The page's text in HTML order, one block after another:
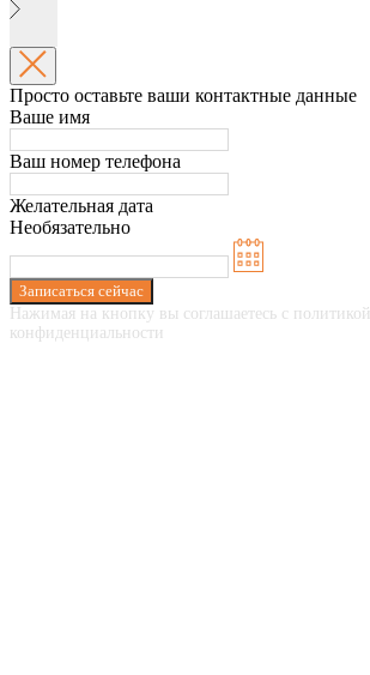
Просто оставьте ваши контактные данные
Ваше имя
Ваш номер телефона
Желательная дата
Необязательно
Записаться сейчас
Нажимая на кнопку вы соглашаетесь с политикой
конфиденциальности